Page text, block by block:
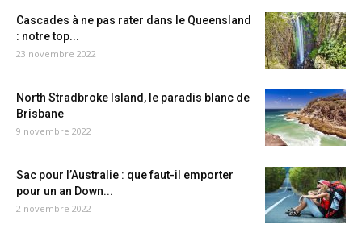
Cascades à ne pas rater dans le Queensland
: notre top...
23 novembre 2022
North Stradbroke Island, le paradis blanc de
Brisbane
9 novembre 2022
Sac pour l’Australie : que faut-il emporter
pour un an Down...
2 novembre 2022